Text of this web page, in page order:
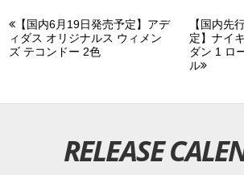
【国内6月19日発売予定】アデ
ィダス オリジナルス ウィメン
ズ テコンドー 2色
【国内先
定】ナイ
ダン 1 ロ
ル
RELEASE